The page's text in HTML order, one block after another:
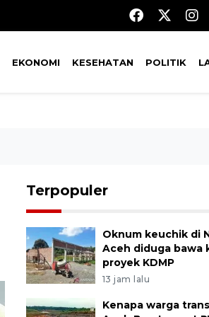
EKONOMI KESEHATAN POLITIK
Terpopuler
Oknum keuchik di
Aceh diduga bawa
proyek KDMP
13 jam lalu
Kenapa warga